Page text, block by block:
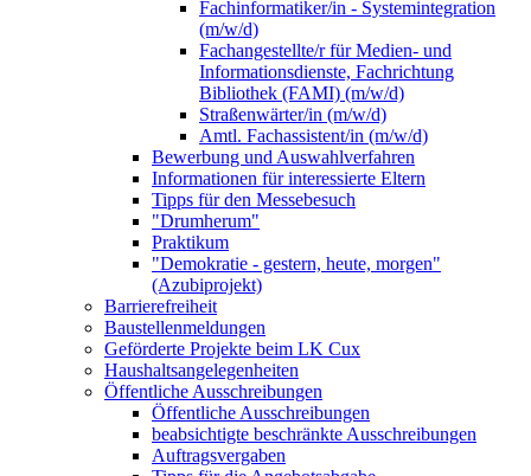
Fachinformatiker/in - Systemintegration
(m/w/d)
Fachangestellte/r für Medien- und
Informationsdienste, Fachrichtung
Bibliothek (FAMI) (m/w/d)
Straßenwärter/in (m/w/d)
Amtl. Fachassistent/in (m/w/d)
Bewerbung und Auswahlverfahren
Informationen für interessierte Eltern
Tipps für den Messebesuch
"Drumherum"
Praktikum
"Demokratie - gestern, heute, morgen"
(Azubiprojekt)
Barrierefreiheit
Baustellenmeldungen
Geförderte Projekte beim LK Cux
Haushaltsangelegenheiten
Öffentliche Ausschreibungen
Öffentliche Ausschreibungen
beabsichtigte beschränkte Ausschreibungen
Auftragsvergaben